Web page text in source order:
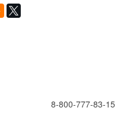
8-800-777-83-15